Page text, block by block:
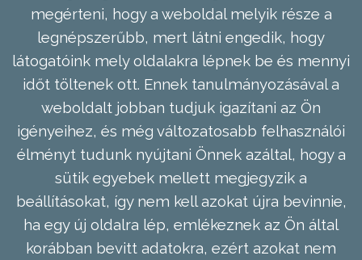
megérteni, hogy a weboldal melyik része a
legnépszerűbb, mert látni engedik, hogy
látogatóink mely oldalakra lépnek be és mennyi
időt töltenek ott. Ennek tanulmányozásával a
weboldalt jobban tudjuk igazítani az Ön
igényeihez, és még változatosabb felhasználói
élményt tudunk nyújtani Önnek azáltal, hogy a
sütik egyebek mellett megjegyzik a
beállításokat, így nem kell azokat újra bevinnie,
ha egy új oldalra lép, emlékeznek az Ön által
korábban bevitt adatokra, ezért azokat nem